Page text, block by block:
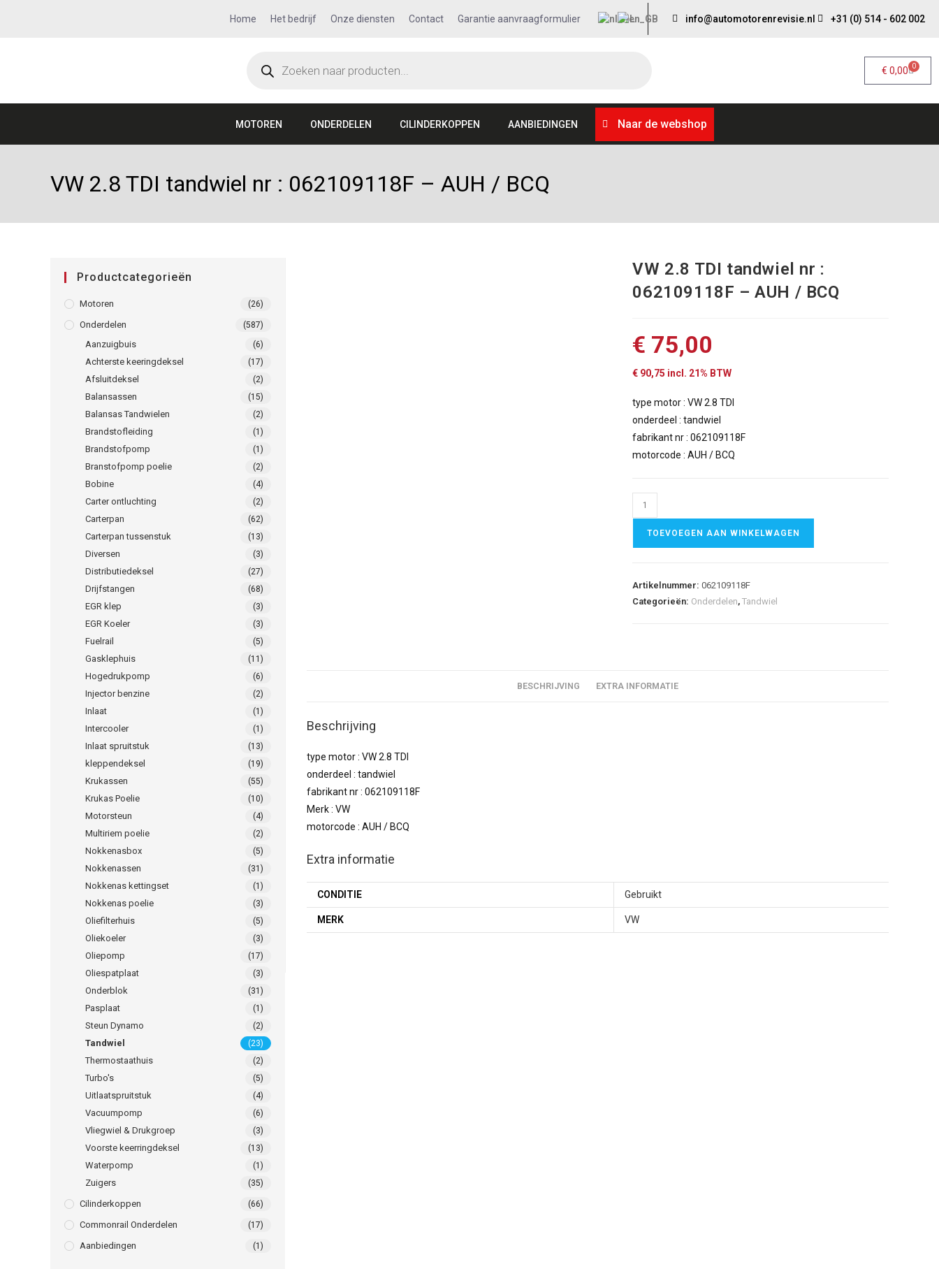
Home Het bedrijf Onze diensten Contact Garantie aanvraagformulier info@automotorenrevisie.nl +31 (0) 514 - 602 002
€ 0,00 0
MOTOREN ONDERDELEN CILINDERKOPPEN AANBIEDINGEN Naar de webshop
VW 2.8 TDI tandwiel nr : 062109118F – AUH / BCQ
VW 2.8 TDI tandwiel nr :
062109118F – AUH / BCQ
€ 75,00
€ 90,75 incl. 21% BTW
type motor : VW 2.8 TDI
onderdeel : tandwiel
fabrikant nr : 062109118F
motorcode : AUH / BCQ
TOEVOEGEN AAN WINKELWAGEN
Artikelnummer:062109118F
Categorieën: Onderdelen,Tandwiel
BESCHRIJVING EXTRA INFORMATIE
Beschrijving
type motor : VW 2.8 TDI
onderdeel : tandwiel
fabrikant nr : 062109118F
Merk : VW
motorcode : AUH / BCQ
Extra informatie
CONDITIE Gebruikt
MERK VW
Productcategorieën
Motoren (26)
Onderdelen (587)
Aanzuigbuis (6)
Achterste keeringdeksel (17)
Afsluitdeksel (2)
Balansassen (15)
Balansas Tandwielen (2)
Brandstofleiding (1)
Brandstofpomp (1)
Branstofpomp poelie (2)
Bobine (4)
Carter ontluchting (2)
Carterpan (62)
Carterpan tussenstuk (13)
Diversen (3)
Distributiedeksel (27)
Drijfstangen (68)
EGR klep (3)
EGR Koeler (3)
Fuelrail (5)
Gasklephuis (11)
Hogedrukpomp (6)
Injector benzine (2)
Inlaat (1)
Intercooler (1)
Inlaat spruitstuk (13)
kleppendeksel (19)
Krukassen (55)
Krukas Poelie (10)
Motorsteun (4)
Multiriem poelie (2)
Nokkenasbox (5)
Nokkenassen (31)
Nokkenas kettingset (1)
Nokkenas poelie (3)
Oliefilterhuis (5)
Oliekoeler (3)
Oliepomp (17)
Oliespatplaat (3)
Onderblok (31)
Pasplaat (1)
Steun Dynamo (2)
Tandwiel (23)
Thermostaathuis (2)
Turbo's (5)
Uitlaatspruitstuk (4)
Vacuumpomp (6)
Vliegwiel & Drukgroep (3)
Voorste keerringdeksel (13)
Waterpomp (1)
Zuigers (35)
Cilinderkoppen (66)
Commonrail Onderdelen (17)
Aanbiedingen (1)